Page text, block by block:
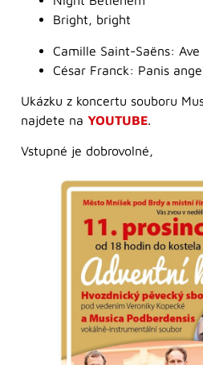
Bright, bright
Camille Saint-Saëns:
César Franck: Panis
Ukázku z koncertu souboru
najdete na YOUTUBE.
Vstupné je dobrovolné,